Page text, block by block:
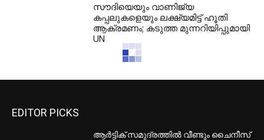
സൗദിയെയും വാണിജ്യ
കപ്പലുകളെയും ലക്ഷ്യമിട്ട് ഹൂതി
ആക്രമണം; കടുത്ത മുന്നറിയിപ്പുമായി
UN
EDITOR PICKS
ആർട്ടിക് സമുദ്രത്തിൽ വീണ്ടും ചൈനീസ്